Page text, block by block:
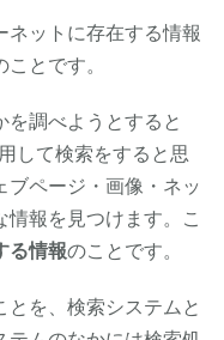
ネットに存在する情報
とです。
調べようとすると
して検索をすると思
ページ・画像・ネッ
情報を見つけます。こ
る情報のことです。
を、検索システムと